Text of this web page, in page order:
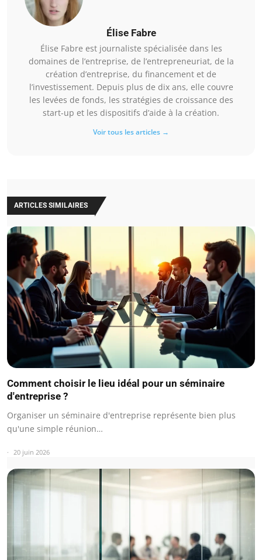
Élise Fabre
Élise Fabre est journaliste spécialisée dans les
domaines de l’entreprise, de l’entrepreneuriat, de la
création d’entreprise, du financement et de
l’investissement. Depuis plus de dix ans, elle couvre
les levées de fonds, les stratégies de croissance des
start-up et les dispositifs d’aide à la création.
Voir tous les articles →
ARTICLES SIMILAIRES
Comment choisir le lieu idéal pour un séminaire
d'entreprise ?
Organiser un séminaire d'entreprise représente bien plus
qu'une simple réunion…
20 juin 2026